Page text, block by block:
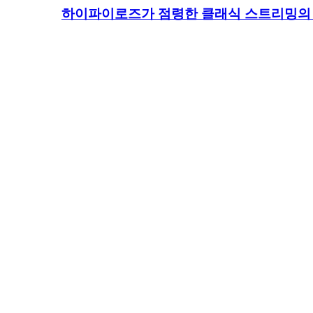
하이파이로즈가 점령한 클래식 스트리밍